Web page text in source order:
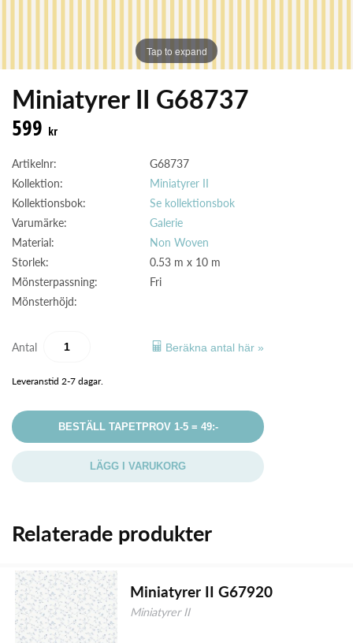
Tap to expand
Miniatyrer II G68737
599 kr
Artikelnr:
G68737
Kollektion:
Miniatyrer II
Kollektionsbok:
Se kollektionsbok
Varumärke:
Galerie
Material:
Non Woven
Storlek:
0.53 m x 10 m
Mönsterpassning:
Fri
Mönsterhöjd:
Antal Beräkna antal här »
Leveranstid 2-7 dagar.
BESTÄLL TAPETPROV 1-5 = 49:-
LÄGG I VARUKORG
Relaterade produkter
Miniatyrer II G67920
Miniatyrer II